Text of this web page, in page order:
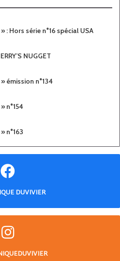
: Hors série n°16 spécial USA
NUGGET
émission n°134
n°154
n°163
DUVIVIER